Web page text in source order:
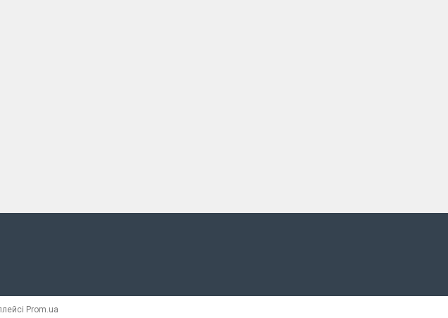
Prom.ua